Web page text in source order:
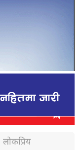
लोकप्रिय